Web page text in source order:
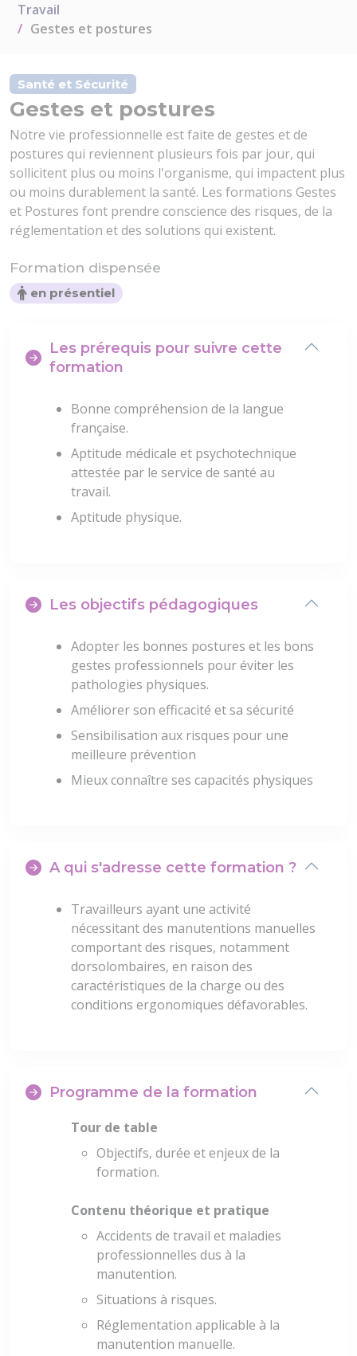
Travail
Gestes et postures
Santé et Sécurité
Gestes et postures
Notre vie professionnelle est faite de gestes et de
postures qui reviennent plusieurs fois par jour, qui
sollicitent plus ou moins l'organisme, qui impactent plus
ou moins durablement la santé. Les formations Gestes
et Postures font prendre conscience des risques, de la
réglementation et des solutions qui existent.
Formation dispensée
en présentiel
Les prérequis pour suivre cette
formation
Bonne compréhension de la langue
française.
Aptitude médicale et psychotechnique
attestée par le service de santé au
travail.
Aptitude physique.
Les objectifs pédagogiques
Adopter les bonnes postures et les bons
gestes professionnels pour éviter les
pathologies physiques.
Améliorer son efficacité et sa sécurité
Sensibilisation aux risques pour une
meilleure prévention
Mieux connaître ses capacités physiques
A qui s'adresse cette formation ?
Travailleurs ayant une activité
nécessitant des manutentions manuelles
comportant des risques, notamment
dorsolombaires, en raison des
caractéristiques de la charge ou des
conditions ergonomiques défavorables.
Programme de la formation
Tour de table
Objectifs, durée et enjeux de la
formation.
Contenu théorique et pratique
Accidents de travail et maladies
professionnelles dus à la
manutention.
Situations à risques.
Réglementation applicable à la
manutention manuelle.